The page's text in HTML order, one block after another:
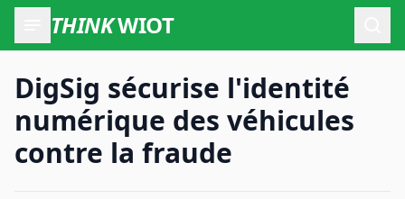
THINKWIOT
DigSig sécurise l'identité
numérique des véhicules
contre la fraude